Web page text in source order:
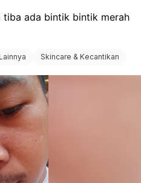
, hentikan dulu salah satu
doktor/dermatologi.
khusus seperti ubat
ada bintik bintik merah
Skincare & Kecantikan